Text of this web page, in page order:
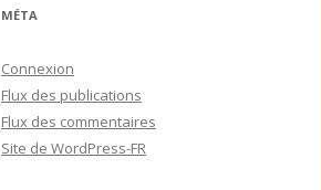
MÉTA
Connexion
Flux des publications
Flux des commentaires
Site de WordPress-FR